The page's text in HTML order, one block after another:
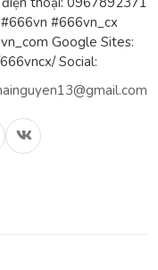
#666vn_cx
Google Sites:
Social: